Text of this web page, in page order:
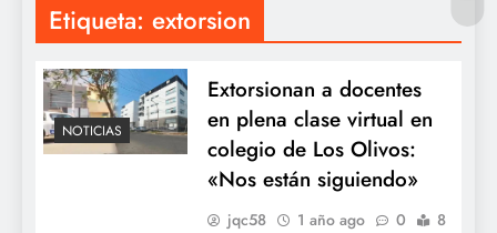
Etiqueta: extorsion
NOTICIAS
Extorsionan a docentes
en plena clase virtual en
colegio de Los Olivos:
«Nos están siguiendo»
jqc58 1 año ago 0
8